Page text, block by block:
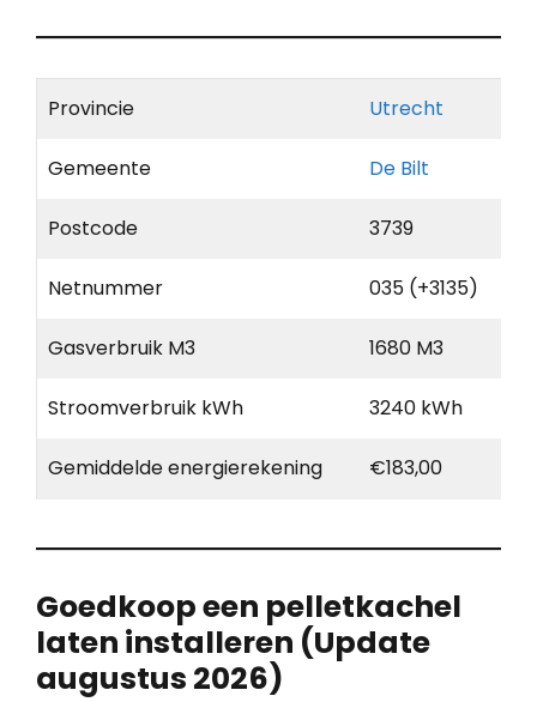
Provincie Utrecht
Gemeente De Bilt
Postcode 3739
Netnummer 035 (+3135)
Gasverbruik M3 1680 M3
Stroomverbruik kWh 3240 kWh
Gemiddelde energierekening €183,00
Goedkoop een pelletkachel
laten installeren (Update
augustus 2026)